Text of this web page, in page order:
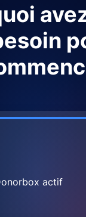
actif